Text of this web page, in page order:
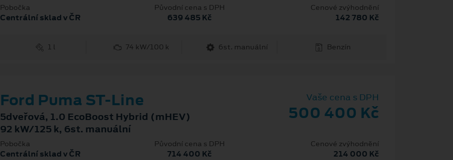
Pobočka
Centrální sklad v ČR
Původní cena s DPH
639 485 Kč
Cenové zvýhodnění
142 780 Kč
1 l 74 kW/100 k 6st. manuální Benzín
Ford Puma ST-Line
5dveřová, 1.0 EcoBoost Hybrid (mHEV)
92 kW/125 k, 6st. manuální
Vaše cena s DPH
500 400 Kč
Pobočka
Centrální sklad v ČR
Původní cena s DPH
714 400 Kč
Cenové zvýhodnění
214 000 Kč